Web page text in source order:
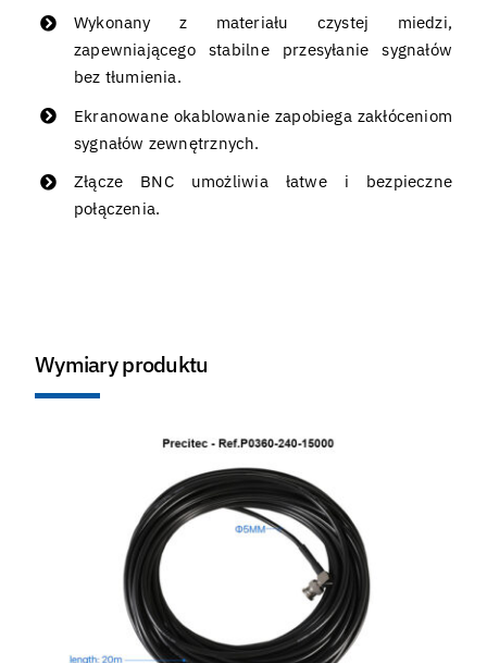
Wykonany z materiału czystej miedzi,
zapewniającego stabilne przesyłanie sygnałów
bez tłumienia.
Ekranowane okablowanie zapobiega zakłóceniom
sygnałów zewnętrznych.
Złącze BNC umożliwia łatwe i bezpieczne
połączenia.
Wymiary produktu